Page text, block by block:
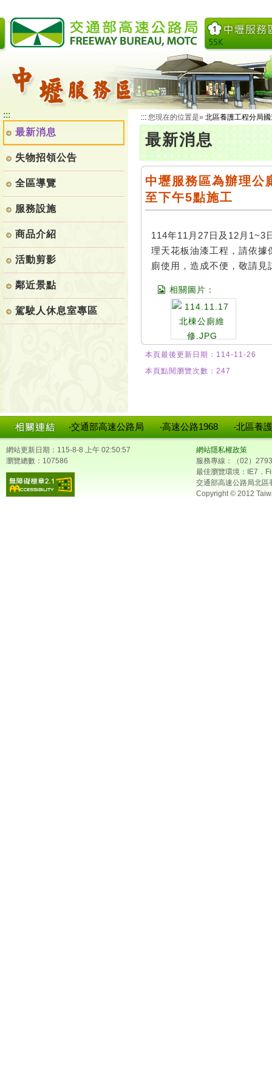
到
:::
最新消息
失物招領公告
全區導覽
服務設施
商品介紹
活動剪影
鄰近景點
駕駛人休息室專區
::: 您現在的位置是» 北區養護工程分局
最新消息
中壢服務區為辦理
至下午5點施工
114年11月27日及12月1~3
理天花板油漆工程，請依
廁使用，造成不便，敬請見
相關圖片：
本頁最後更新日期：114-11-26
本頁點閱瀏覽次數：247
‧交通部高速公路局 ‧高速公路1968 ‧北區養
網站更新日期：115-8-8 上午 02:50:57
瀏覽總數：107586
網站隱私權政策
服務專線：（02）
最佳瀏覽環境：IE7．
交通部高速公路局北區
Copyright © 2012